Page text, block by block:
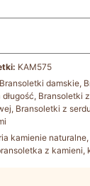
KAM575
Bransoletki damskie,
, Bransoletki
, Bransoletki z
kamienie naturalne,
z kamieni,